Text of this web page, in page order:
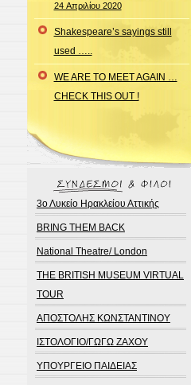
24 Απριλίου 2020
Shakespeare’s sayings still
used …..
WE ARE TO MEET AGAIN …
CHECK THIS OUT !
3ο Λυκείο Ηρακλείου Αττικής
BRING THEM BACK
National Theatre/ London
THE BRITISH MUSEUM VIRTUAL
TOUR
ΑΠΟΣΤΟΛΗΣ ΚΩΝΣΤΑΝΤΙΝΟΥ
ΙΣΤΟΛΟΓΙΟ/ΓΩΓΩ ΖΑΧΟΥ
ΥΠΟΥΡΓΕΙΟ ΠΑΙΔΕΙΑΣ